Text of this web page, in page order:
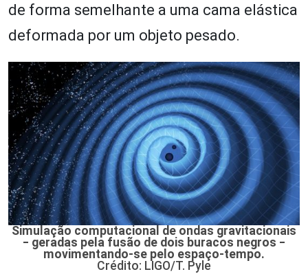
de forma semelhante a uma cama elástica
deformada por um objeto pesado.
Simulação computacional de ondas gravitacionais
‒ geradas pela fusão de dois buracos negros ‒
movimentando-se pelo espaço-tempo.
Crédito: LIGO/T. Pyle